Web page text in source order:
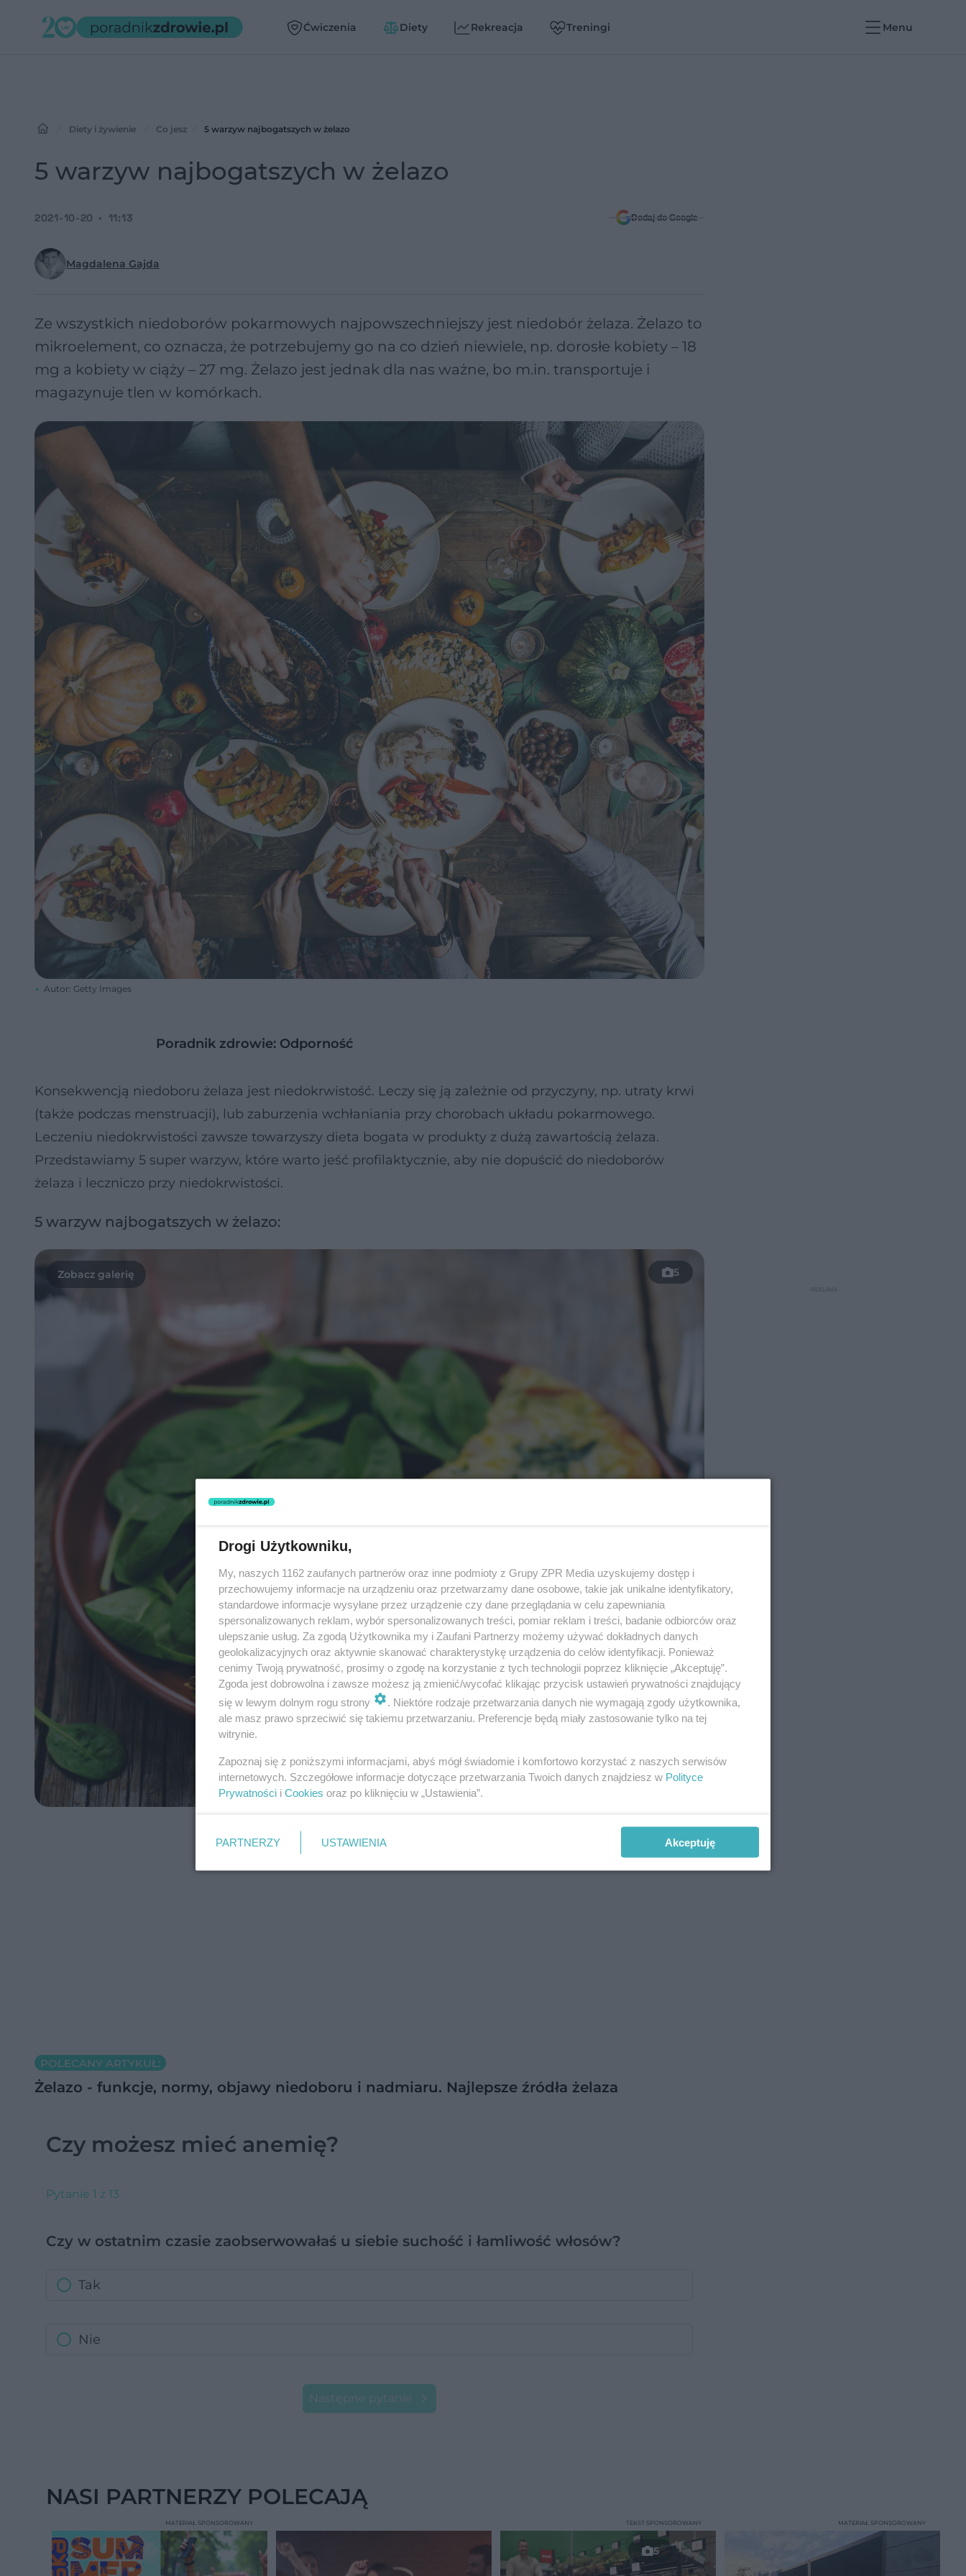
Ćwiczenia Diety Rekreacja Treningi Menu
Diety i żywienie Co jesz 5 warzyw najbogatszych w żelazo
5 warzyw najbogatszych w żelazo
Magdalena Gajda
2021-10-20 11:13 Dodaj do Google
Ze wszystkich niedoborów pokarmowych najpowszechniejszy jest niedobór żelaza. Żelazo to
mikroelement, co oznacza, że potrzebujemy go na co dzień niewiele, np. dorosłe kobiety – 18
mg a kobiety w ciąży – 27 mg. Żelazo jest jednak dla nas ważne, bo m.in. transportuje i
magazynuje tlen w komórkach.
Autor: Getty Images
Poradnik zdrowie: Odporność
Konsekwencją niedoboru żelaza jest niedokrwistość. Leczy się ją zależnie od przyczyny, np. utraty krwi
(także podczas menstruacji), lub zaburzenia wchłaniania przy chorobach układu pokarmowego.
Leczeniu niedokrwistości zawsze towarzyszy dieta bogata w produkty z dużą zawartością żelaza.
Przedstawiamy 5 super warzyw, które warto jeść profilaktycznie, aby nie dopuścić do niedoborów
żelaza i leczniczo przy niedokrwistości.
5 warzyw najbogatszych w żelazo:
5
POLECANY ARTYKUŁ:
Żelazo - funkcje, normy, objawy niedoboru i nadmiaru. Najlepsze źródła żelaza
Czy możesz mieć anemię?
Pytanie 1 z 13
Czy w ostatnim czasie zaobserwowałaś u siebie suchość i łamliwość włosów?
Tak
Nie
Następne pytanie
NASI PARTNERZY POLECAJĄ
MATERIAŁ SPONSOROWANY
5
TEKST SPONSOROWANY MATERIAŁ SPONSOROWANY
Drogi Użytkowniku,
My, naszych 1162 zaufanych partnerów oraz inne podmioty z Grupy ZPR Media uzyskujemy dostęp i
przechowujemy informacje na urządzeniu oraz przetwarzamy dane osobowe, takie jak unikalne identyfikatory,
standardowe informacje wysyłane przez urządzenie czy dane przeglądania w celu zapewniania
spersonalizowanych reklam, wybór spersonalizowanych treści, pomiar reklam i treści, badanie odbiorców oraz
ulepszanie usług. Za zgodą Użytkownika my i Zaufani Partnerzy możemy używać dokładnych danych
geolokalizacyjnych oraz aktywnie skanować charakterystykę urządzenia do celów identyfikacji. Ponieważ
cenimy Twoją prywatność, prosimy o zgodę na korzystanie z tych technologii poprzez kliknięcie „Akceptuję”.
Zgoda jest dobrowolna i zawsze możesz ją zmienić/wycofać klikając przycisk ustawień prywatności znajdujący
się w lewym dolnym rogu strony
. Niektóre rodzaje przetwarzania danych nie wymagają zgody użytkownika,
ale masz prawo sprzeciwić się takiemu przetwarzaniu. Preferencje będą miały zastosowanie tylko na tej
witrynie.
Zapoznaj się z poniższymi informacjami, abyś mógł świadomie i komfortowo korzystać z naszych serwisów
internetowych. Szczegółowe informacje dotyczące przetwarzania Twoich danych znajdziesz w Polityce
Prywatności i Cookies oraz po kliknięciu w „Ustawienia”.
PARTNERZY USTAWIENIA Akceptuję